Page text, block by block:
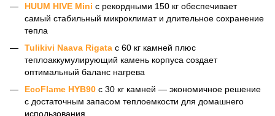
HUUM HIVE Mini с рекордными 150 кг обеспечивает
самый стабильный микроклимат и длительное сохранение
тепла
Tulikivi Naava Rigata с 60 кг камней плюс
теплоаккумулирующий камень корпуса создает
оптимальный баланс нагрева
EcoFlame HYB90 с 30 кг камней — экономичное решение
с достаточным запасом теплоемкости для домашнего
использования